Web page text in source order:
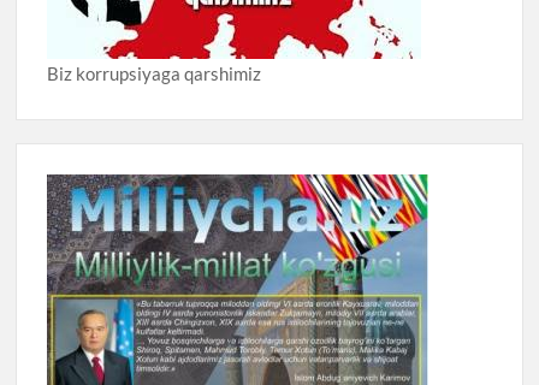
Biz korrupsiyaga qarshimiz